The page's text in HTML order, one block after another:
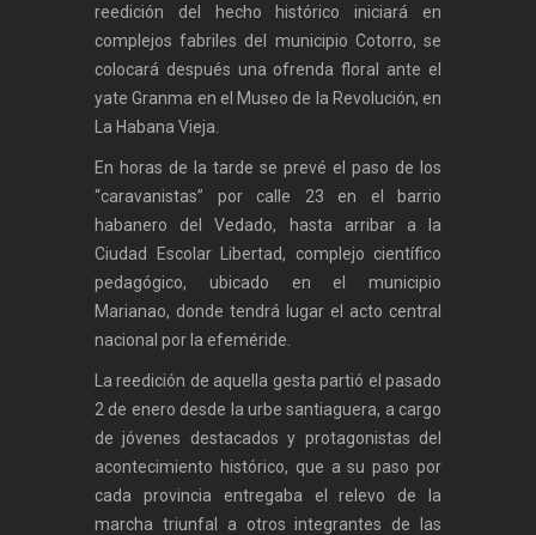
reedición del hecho histórico iniciará en
complejos fabriles del municipio Cotorro, se
colocará después una ofrenda floral ante el
yate Granma en el Museo de la Revolución, en
La Habana Vieja.
En horas de la tarde se prevé el paso de los
“caravanistas” por calle 23 en el barrio
habanero del Vedado, hasta arribar a la
Ciudad Escolar Libertad, complejo científico
pedagógico, ubicado en el municipio
Marianao, donde tendrá lugar el acto central
nacional por la efeméride.
La reedición de aquella gesta partió el pasado
2 de enero desde la urbe santiaguera, a cargo
de jóvenes destacados y protagonistas del
acontecimiento histórico, que a su paso por
cada provincia entregaba el relevo de la
marcha triunfal a otros integrantes de las